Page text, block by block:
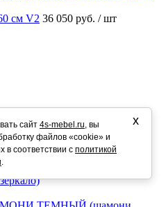
см V2 36 050 руб. / шт
сайт 4s-mebel.ru, вы
файлов «cookie» и
в соответствии с политикой
.
х